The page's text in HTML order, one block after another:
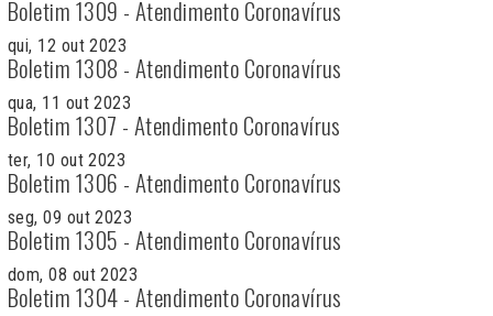
Boletim 1309 - Atendimento Coronavírus
qui, 12 out 2023
Boletim 1308 - Atendimento Coronavírus
qua, 11 out 2023
Boletim 1307 - Atendimento Coronavírus
ter, 10 out 2023
Boletim 1306 - Atendimento Coronavírus
seg, 09 out 2023
Boletim 1305 - Atendimento Coronavírus
dom, 08 out 2023
Boletim 1304 - Atendimento Coronavírus